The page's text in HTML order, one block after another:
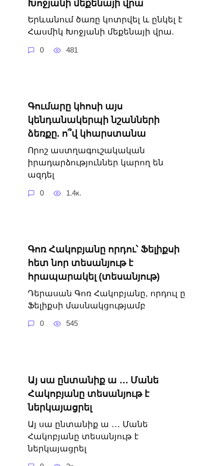
Խոջյանի մեքենայի վրա
Երևանում ծառը կոտրվել և ընկել է
Հասմիկ Խոջյանի մեքենայի վրա.
0 481
Գումարը կհոսի այս
կենդանակերպի նշանների
ձեռքը. ո՞վ կհարստանա
Որոշ աստղագուշակական
իրադարձություններ կարող են
ազդել
0 1.4к.
Գոռ Հակոբյանը որդու՝ Ֆելիքսի
հետ նոր տեսանյութ է
հրապարակել (տեսանյութ)
Դերասան Գոռ Հակոբյանը, որդուլ ը
Ֆելիքսի մասնակցությամբ
0 545
Այ սա ընտանիք ա ․․․ Մանե
Հակոբյանը տեսանյութ է
ներկայացրել
Այ սա ընտանիք ա ․․․ Մանե
Հակոբյանը տեսանյութ է
ներկայացրել